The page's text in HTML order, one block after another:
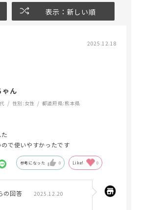
表示：新しい順
2025.12.18
ゃん
性別: 女性 都道府県:熊本県
で使いやすかったです
参考になった 0 Like! 0
の回答 2025.12.20